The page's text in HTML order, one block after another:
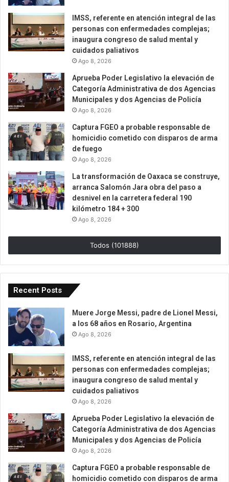
IMSS, referente en atención integral de las
personas con enfermedades complejas;
inaugura congreso de salud mental y
cuidados paliativos
Ago 8, 2026
Aprueba Poder Legislativo la elevación de
Categoría Administrativa de dos Agencias
Municipales y dos Agencias de Policía
Ago 8, 2026
Captura FGEO a probable responsable de
homicidio cometido con disparos de arma
de fuego
Ago 8, 2026
La transformación de Oaxaca se construye,
arranca Salomón Jara obra del paso a
desnivel en la carretera federal 190
kilómetro 184 + 300
Ago 8, 2026
Todos (101888)
Recent Posts
Muere Jorge Messi, padre de Lionel Messi,
a los 68 años en Rosario, Argentina
Ago 8, 2026
IMSS, referente en atención integral de las
personas con enfermedades complejas;
inaugura congreso de salud mental y
cuidados paliativos
Ago 8, 2026
Aprueba Poder Legislativo la elevación de
Categoría Administrativa de dos Agencias
Municipales y dos Agencias de Policía
Ago 8, 2026
Captura FGEO a probable responsable de
homicidio cometido con disparos de arma